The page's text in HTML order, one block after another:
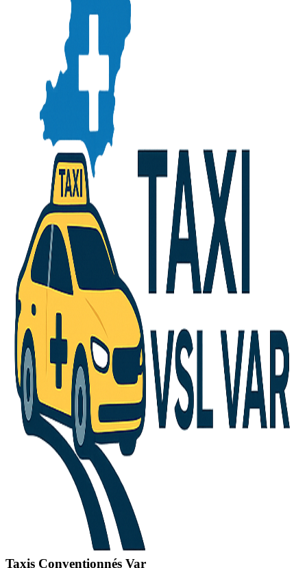
Taxis Conventionnés Var